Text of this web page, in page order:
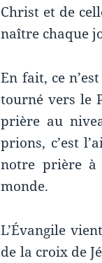
Christ et de
naître chaque
En fait, ce
tourné vers le
prière au
prions, c’est
notre prière à
monde.
L’Évangile
de la croix de